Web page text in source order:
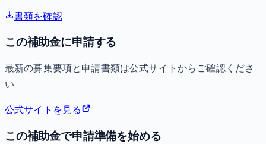
書類を確認
この補助金に申請する
最新の募集要項と申請書類は公式サイトからご確認くださ
い
公式サイトを見る
この補助金で申請準備を始める